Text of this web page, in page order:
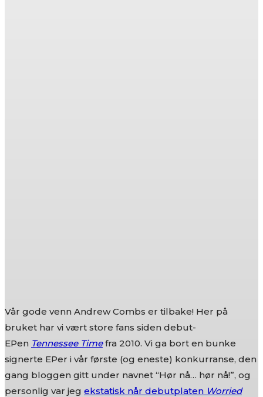
Vår gode venn Andrew Combs er tilbake! Her på
bruket har vi vært store fans siden debut-
EPen Tennessee Timefra 2010. Vi ga bort en bunke
signerte EPer i vår første (og eneste) konkurranse, den
gang bloggen gitt under navnet “Hør nå… hør nå!”, og
personlig var jeg ekstatisk når debutplaten Worried